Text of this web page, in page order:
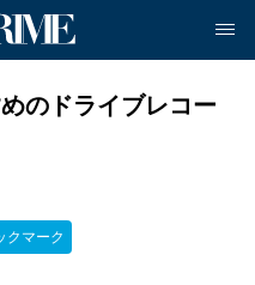
のドライブレコー
クマーク